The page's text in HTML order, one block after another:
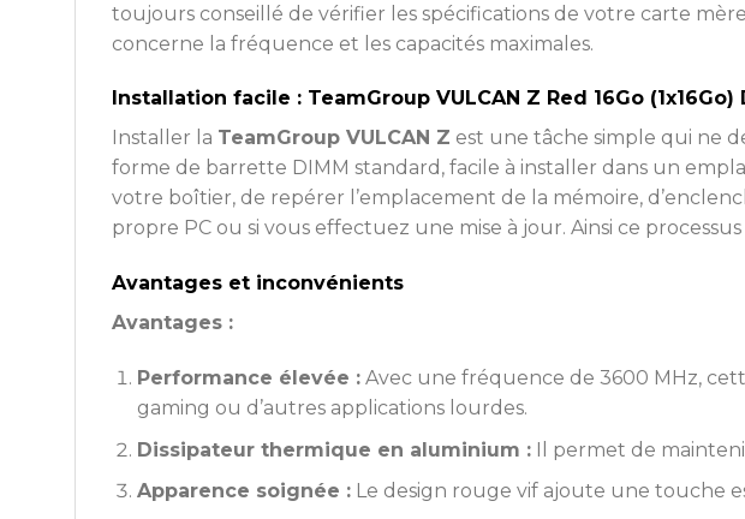
toujours conseillé de vérifier les spécifications de votre carte
concerne la fréquence et les capacités maximales.
Installation facile : TeamGroup VULCAN Z Red 16Go (1x16Go)
Installer la TeamGroup VULCAN Z est une tâche simple qui ne
forme de barrette DIMM standard, facile à installer dans un
votre boîtier, de repérer l’emplacement de la mémoire,
propre PC ou si vous effectuez une mise à jour. Ainsi ce
Avantages et inconvénients
Avantages :
Performance élevée :Avec une fréquence de 3600 MHz,
gaming ou d’autres applications lourdes.
Dissipateur thermique en aluminium :Il permet de
Apparence soignée :Le design rouge vif ajoute une touche